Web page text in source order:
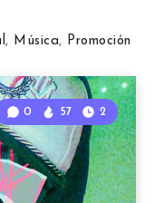
, Música, Promoción
0 57 2